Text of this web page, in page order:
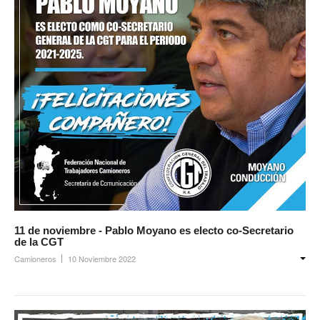
Acuerdos salariales
Contribución solidaria
Turismo
Hoteles y cabañas
Campings y recreos
Viaje de bodas
Camioneritos
Jubilados
Gremiales
Salarios
11 de noviembre - Pablo Moyano es electo co-Secretario
de la CGT
Camioneros 10 Noviembre 2022